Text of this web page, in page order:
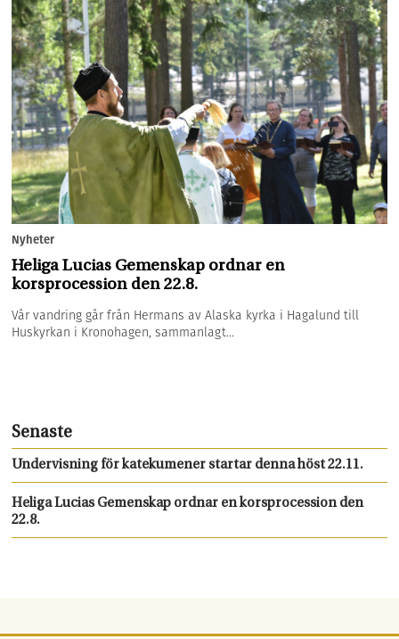
Nyheter
Heliga Lucias Gemenskap ordnar en
korsprocession den 22.8.
Vår vandring går från Hermans av Alaska kyrka i Hagalund till
Huskyrkan i Kronohagen, sammanlagt...
Senaste
Undervisning för katekumener startar denna höst 22.11.
Heliga Lucias Gemenskap ordnar en korsprocession den
22.8.